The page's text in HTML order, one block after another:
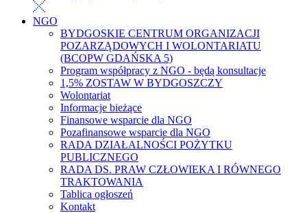
NGO
BYDGOSKIE CENTRUM ORGANIZACJI
POZARZĄDOWYCH I WOLONTARIATU
(BCOPW GDAŃSKA 5)
Program współpracy z NGO - będą konsultacje
1,5% ZOSTAW W BYDGOSZCZY
Wolontariat
Informacje bieżące
Finansowe wsparcie dla NGO
Pozafinansowe wsparcie dla NGO
RADA DZIAŁALNOŚCI POŻYTKU
PUBLICZNEGO
RADA DS. PRAW CZŁOWIEKA I RÓWNEGO
TRAKTOWANIA
Tablica ogłoszeń
Kontakt